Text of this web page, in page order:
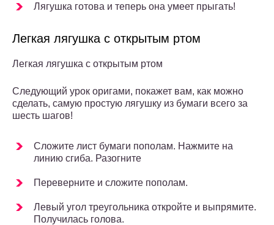
Лягушка готова и теперь она умеет прыгать!
Легкая лягушка с открытым ртом
Легкая лягушка с открытым ртом
Следующий урок оригами, покажет вам, как можно
сделать, самую простую лягушку из бумаги всего за
шесть шагов!
Сложите лист бумаги пополам. Нажмите на
линию сгиба. Разогните
Переверните и сложите пополам.
Левый угол треугольника откройте и выпрямите.
Получилась голова.